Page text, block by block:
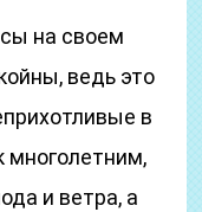
на своем
ведь это
в
многолетним,
и ветра, а